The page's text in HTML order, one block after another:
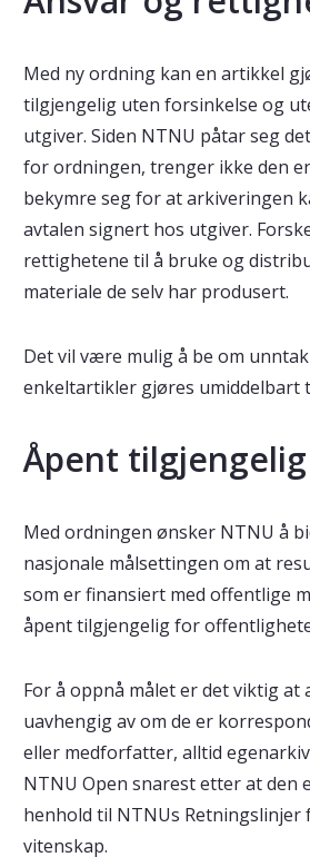
Med ny ordning kan en artikkel
tilgjengelig uten forsinkelse og
utgiver. Siden NTNU påtar seg
for ordningen, trenger ikke den
bekymre seg for at arkiveringen
avtalen signert hos utgiver.
rettighetene til å bruke og
materiale de selv har produsert.
Det vil være mulig å be om
enkeltartikler gjøres umiddelbart
Åpent tilgjengelig
Med ordningen ønsker NTNU å
nasjonale målsettingen om at
som er finansiert med offentlige
åpent tilgjengelig for
For å oppnå målet er det viktig at
uavhengig av om de er
eller medforfatter, alltid
NTNU Open snarest etter at den
henhold til NTNUs
vitenskap.